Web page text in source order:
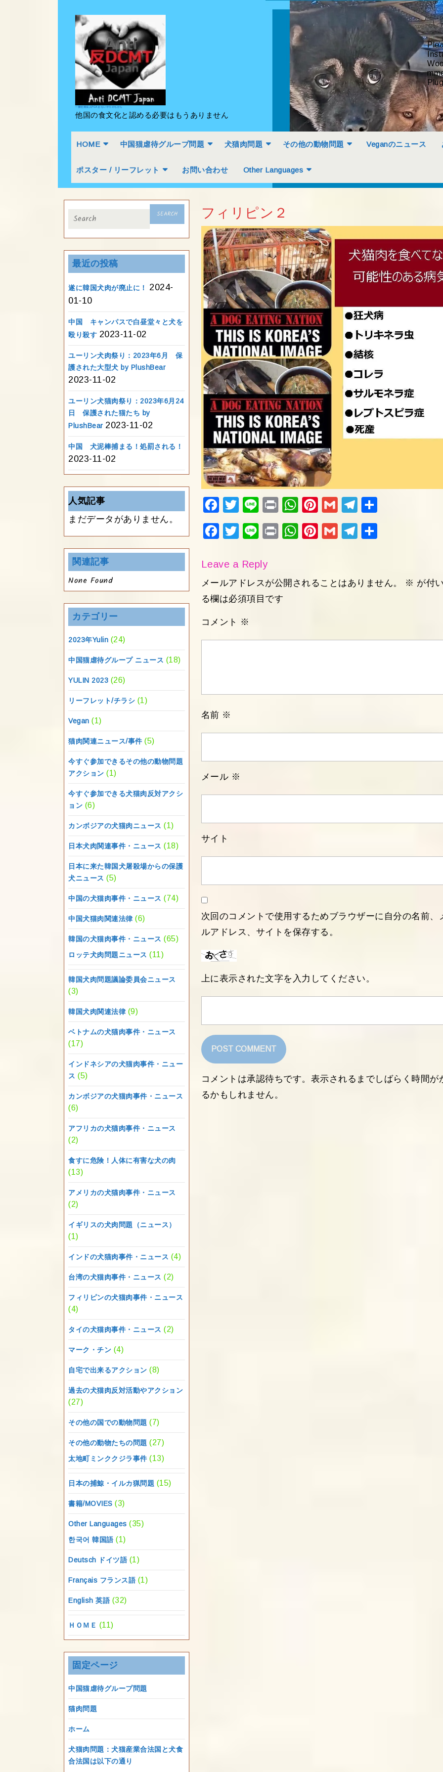
content
content
一般社団法人PCA おもいやりのちから
他国の食文化と認める必要はもうありません
HOME 中国猫虐待グループ問題 犬猫肉問題 その他の動物問題 Veganのニュース
ポスター / リーフレット お問い合わせ Other Languages
for:
最近の投稿
遂に韓国犬肉が廃止に！
2024-
01-10
中国 キャンパスで白昼堂々と犬を
殴り殺す 2023-11-02
ユーリン犬肉祭り：2023年6月 保
護された大型犬 by PlushBear
2023-11-02
ユーリン犬猫肉祭り：2023年6月24
日 保護された猫たち by
PlushBear 2023-11-02
中国 犬泥棒捕まる！処罰される！
2023-11-02
人気記事
まだデータがありません。
関連記事
None Found
カテゴリー
2023年Yulin (24)
中国猫虐待グループ ニュース (18)
YULIN 2023 (26)
リーフレット/チラシ (1)
Vegan (1)
猫肉関連ニュース/事件 (5)
今すぐ参加できるその他の動物問題
アクション (1)
今すぐ参加できる犬猫肉反対アクシ
ョン (6)
カンボジアの犬猫肉ニュース (1)
日本犬肉関連事件・ニュース (18)
日本に来た韓国犬屠殺場からの保護
犬ニュース (5)
中国の犬猫肉事件・ニュース (74)
中国犬猫肉関連法律(6)
韓国の犬猫肉事件・ニュース (65)
ロッテ犬肉問題ニュース (11)
韓国犬肉問題議論委員会ニュース
(3)
韓国犬肉関連法律(9)
ベトナムの犬猫肉事件・ニュース
(17)
インドネシアの犬猫肉事件・ニュー
ス (5)
カンボジアの犬猫肉事件・ニュース
(6)
アフリカの犬猫肉事件・ニュース
(2)
食すに危険！人体に有害な犬の肉
(13)
アメリカの犬猫肉事件・ニュース
(2)
イギリスの犬肉問題（ニュース）
(1)
インドの犬猫肉事件・ニュース (4)
台湾の犬猫肉事件・ニュース (2)
フィリピンの犬猫肉事件・ニュース
(4)
タイの犬猫肉事件・ニュース (2)
マーク・チン (4)
自宅で出来るアクション (8)
過去の犬猫肉反対活動やアクション
(27)
その他の国での動物問題 (7)
その他の動物たちの問題 (27)
太地町ミンククジラ事件 (13)
日本の捕鯨・イルカ猟問題 (15)
書籍/MOVIES (3)
Other Languages (35)
한국어 韓国語 (1)
Deutsch ドイツ語 (1)
Français フランス語 (1)
English 英語 (32)
ＨＯＭＥ (11)
固定ページ
中国猫虐待グループ問題
猫肉問題
ホーム
犬猫肉問題：犬猫産業合法国と犬食
合法国は以下の通り
フィリピン２
Fac
ok
Twi
Lin
Pri
Wh
Ap
Pin
est
Gm
Tel
am
Fac
ok
Twi
Lin
Pri
Wh
p
Pin
Gm
Tel
Leave a Reply
メールアドレスが公開されることはありません。 ※ が付
る欄は必須項目です
コメント ※
名前 ※
メール ※
サイト
次回のコメントで使用するためブラウザーに自分の名前、
ルアドレス、サイトを保存する。
上に表示された文字を入力してください。
コメントは承認待ちです。表示されるまでしばらく時間が
るかもしれません。